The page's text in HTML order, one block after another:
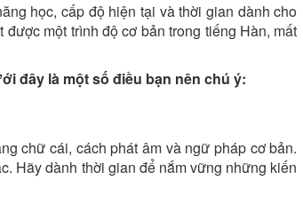
học, cấp độ hiện tại và thời gian dành cho
một trình độ cơ bản trong tiếng Hàn, mất
đây là một số điều bạn nên chú ý:
chữ cái, cách phát âm và ngữ pháp cơ bản.
Hãy dành thời gian để nắm vững những kiến